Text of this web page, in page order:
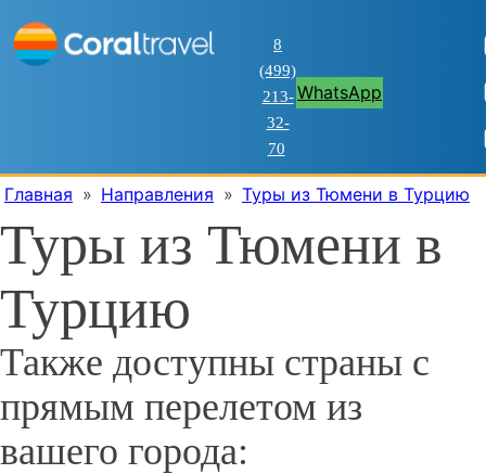
8
(499)
213-
32-
70
WhatsApp
Главная » Направления » Туры из Тюмени в Турцию
Туры из Тюмени в
Турцию
Также доступны страны с
прямым перелетом из
вашего города: